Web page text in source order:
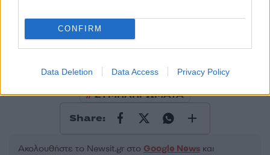
CONFIRM
Data Deletion Data Access Privacy Policy
Όροι Χρήσης. Το site προστατεύεται από reCAPTCHA, ισχύουν
Πολιτική Απορρήτου&Όροι Χρήσης
ΠΑΡΑΝΟΜΑ ΦΑΡΜΑΚΑ
ΣΥΜΠΛΗΡΩΜΑΤΑ
Share:
Ακολουθήστε το Νewsit.gr στο Google News και